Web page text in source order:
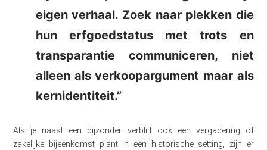
eigen verhaal. Zoek naar plekken die
hun erfgoedstatus met trots en
transparantie communiceren, niet
alleen als verkoopargument maar als
kernidentiteit.”
Als je naast een bijzonder verblijf ook een vergadering of
zakelijke bijeenkomst plant in een historische setting, zijn er